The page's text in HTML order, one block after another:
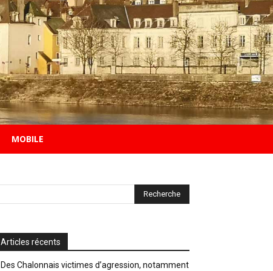
MOBILE
Articles récents
Des Chalonnais victimes d’agression, notamment